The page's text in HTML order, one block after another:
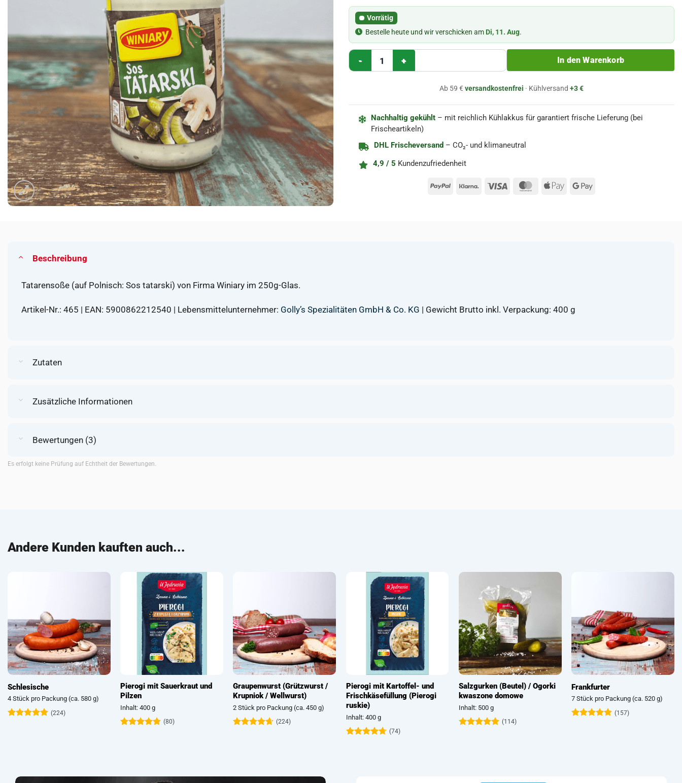
Vorrätig
Bestelle heute und wir verschicken am Di, 11. Aug.
Sos tatarski // Tatarensoße 250g - Winiary Menge In den Warenkorb
Ab 59 € versandkostenfrei · Kühlversand +3 €
Nachhaltig gekühlt– mit reichlich Kühlakkus für garantiert frische Lieferung (bei
Frischeartikeln)
DHL Frischeversand – CO₂- und klimaneutral
4,9 / 5 Kundenzufriedenheit
PayPal Klarna Visa MasterCard
Apple Google
Beschreibung
Tatarensoße (auf Polnisch: Sos tatarski) von Firma Winiary im 250g-Glas.
Artikel-Nr.: 465 | EAN: 5900862212540 | Lebensmittelunternehmer: Golly’s Spezialitäten GmbH & Co. KG | Gewicht Brutto inkl. Verpackung: 400 g
Zutaten
Zusätzliche Informationen
Bewertungen (3)
Es erfolgt keine Prüfung auf Echtheit der Bewertungen.
Andere Kunden kauften auch...
Pierogi mit Fleischfüllung
Inhalt: 400 g
(66)
Bierknacker
10 Stück pro Packung (ca. 400 g)
Bewertet
Sonntagskrakauer
6 Stück pro Packung (ca. 590 g)
Bewertet
(129)
Semmelwurst – Żymlok
(Helle Wellwurst)
2 Stück pro Packung (ca. 460 g)
Bewertet
Angebot! -31%
Prince Polo Classic Packung
367,5g (21 x 17,5 g)
Inhalt: 367 g
(51)
Kabanos
4 Stück pro Packung (ca. 400 g)
(100)